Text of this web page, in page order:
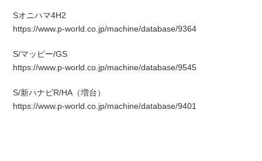
Sオニハマ4H2
https://www.p-world.co.jp/machine/database/9364
S/マッピー/GS
https://www.p-world.co.jp/machine/database/9545
S/新ハナビR/HA（増台）
https://www.p-world.co.jp/machine/database/9401